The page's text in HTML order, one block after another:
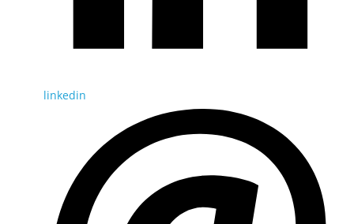
linkedin